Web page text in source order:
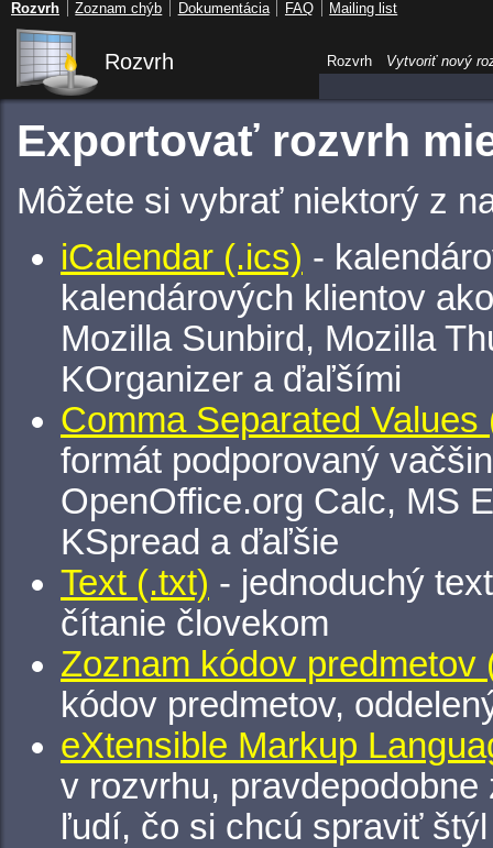
Rozvrh
Exportovať rozvrh
Môžete si vybrať niektorý z
iCalendar (.ics) -
kalendárových klientov
Mozilla Sunbird, Mozilla
KOrganizer a ďaľšími
Comma Separated Values
formát podporovaný
OpenOffice.org Calc, MS
KSpread a ďaľšie
Text (.txt) - jednoduchý
čítanie človekom
Zoznam kódov predmetov
kódov predmetov,
eXtensible Markup
v rozvrhu,
ľudí, čo si chcú spraviť
Rozvrh Vytvoriť nový
Rozvrh Zoznam chýb Dokumentácia FAQ Mailing list